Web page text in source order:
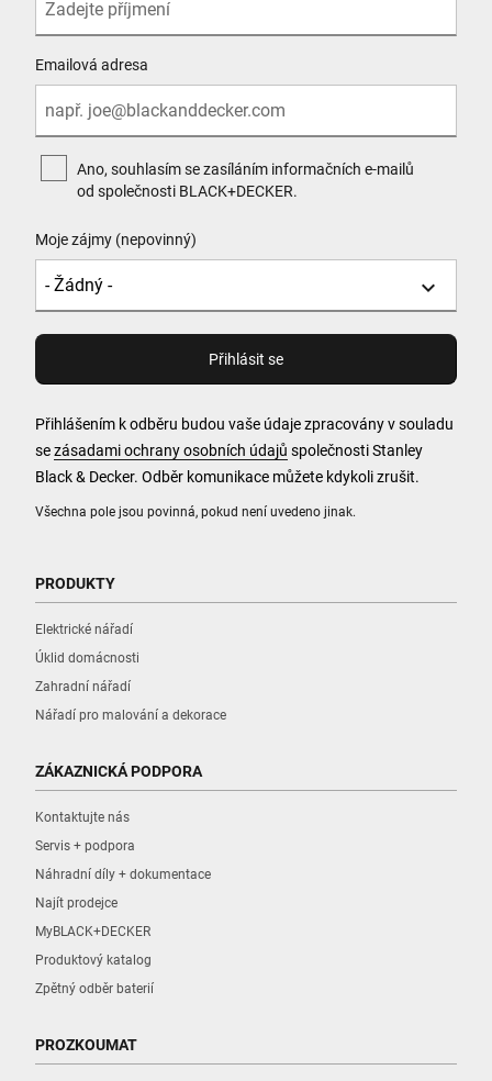
Všechna pole jsou povinná, pokud není uvedeno jinak.
Emailová adresa
Ano, souhlasím se zasíláním informačních e-mailů
od společnosti BLACK+DECKER.
Moje zájmy (nepovinný)
Přihlášením k odběru budou vaše údaje zpracovány v souladu
sezásadami ochrany osobních údajů společnosti Stanley
Black & Decker. Odběr komunikace můžete kdykoli zrušit.
PRODUKTY
Elektrické nářadí
Úklid domácnosti
Zahradní nářadí
Nářadí pro malování a dekorace
ZÁKAZNICKÁ PODPORA
Kontaktujte nás
Servis + podpora
Náhradní díly + dokumentace
Najít prodejce
MyBLACK+DECKER
Produktový katalog
Zpětný odběr baterií
PROZKOUMAT